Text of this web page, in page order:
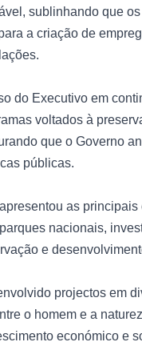
sublinhando que
a criação de
do Executivo em
voltados à
que o Governo
públicas.
as
nacionais,
e
projectos em
o homem e a
económico e